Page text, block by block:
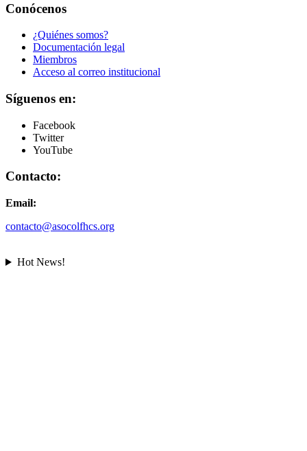
Conócenos
¿Quiénes somos?
Documentación legal
Miembros
Acceso al correo institucional
Síguenos en:
Facebook
Twitter
YouTube
Contacto:
Email:
contacto@asocolfhcs.org
Hot News!